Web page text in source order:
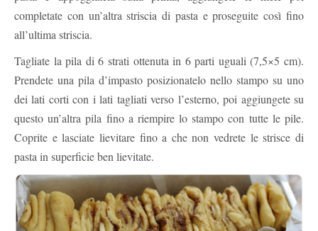
completate con un’altra striscia di pasta e proseguite così fino
all’ultima striscia.
Tagliate la pila di 6 strati ottenuta in 6 parti uguali (7,5×5 cm).
Prendete una pila d’impasto posizionatelo nello stampo su uno
dei lati corti con i lati tagliati verso l’esterno, poi aggiungete su
questo un’altra pila fino a riempire lo stampo con tutte le pile.
Coprite e lasciate lievitare fino a che non vedrete le strisce di
pasta in superficie ben lievitate.